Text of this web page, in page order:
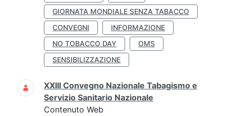
GIORNATA MONDIALE SENZA TABACCO
CONVEGNI
INFORMAZIONE
NO TOBACCO DAY
OMS
SENSIBILIZZAZIONE
XXIII Convegno Nazionale Tabagismo e
Servizio Sanitario Nazionale
Contenuto Web